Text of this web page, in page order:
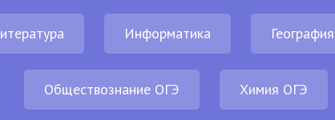
Информатика География
Обществознание ОГЭ Химия ОГЭ